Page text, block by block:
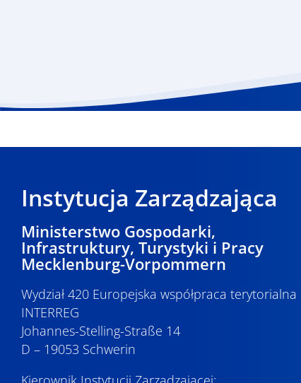
Instytucja Zarządzająca
Ministerstwo Gospodarki,
Infrastruktury, Turystyki i Pracy
Mecklenburg-Vorpommern
Wydział 420 Europejska współpraca terytorialna
INTERREG
Johannes-Stelling-Straße 14
D – 19053 Schwerin